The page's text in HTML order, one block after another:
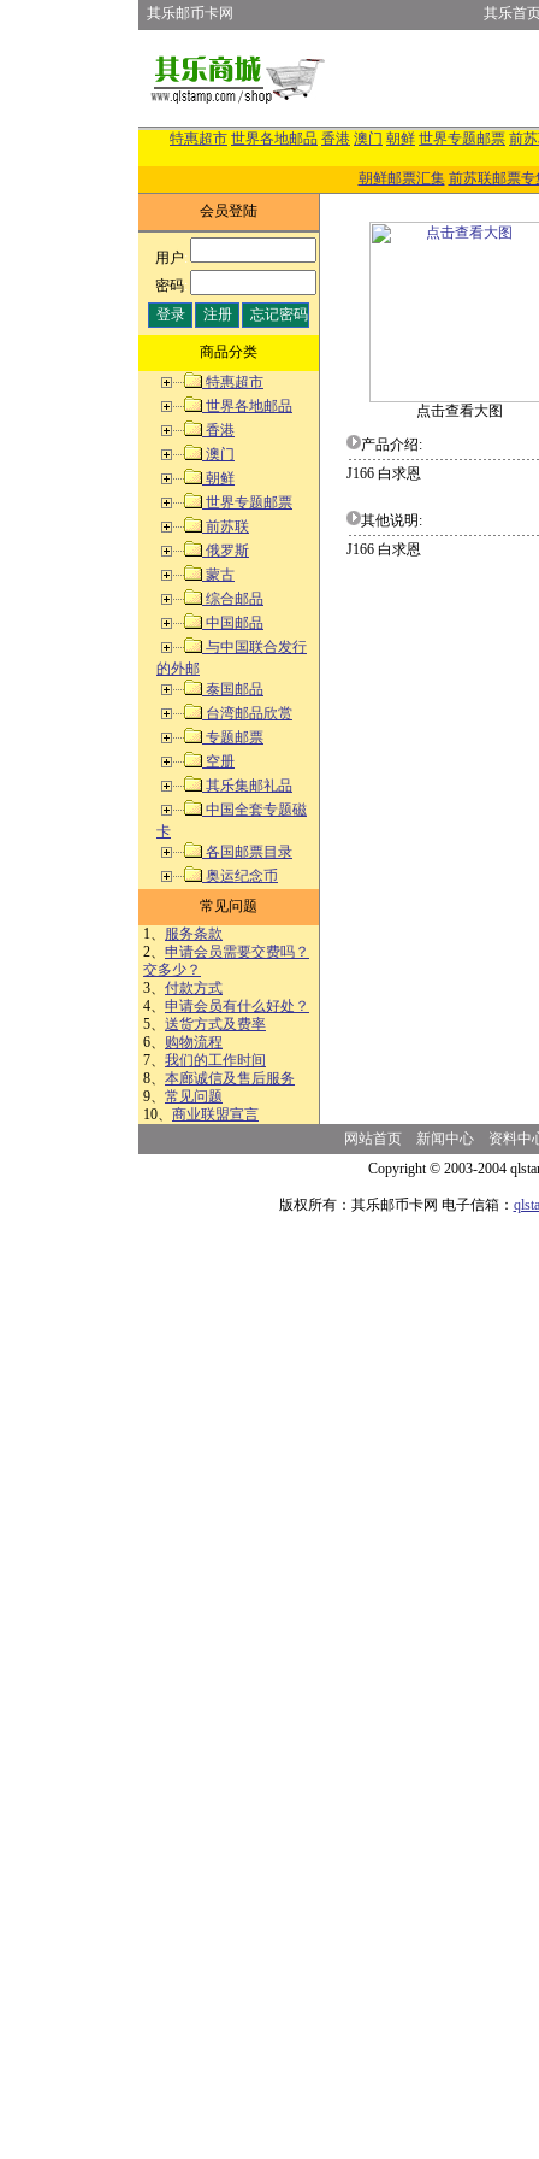
其乐邮币卡网 其乐首
特惠超市 世界各地邮品 香港 澳门 朝鲜 世界专题邮票 前
朝鲜邮票汇集 前苏联邮票专
会员登陆
用户:
密码:
商品分类
特惠超市
世界各地邮品
香港
澳门
朝鲜
世界专题邮票
前苏联
俄罗斯
蒙古
综合邮品
中国邮品
与中国联合发行
的外邮
泰国邮品
台湾邮品欣赏
专题邮票
空册
其乐集邮礼品
中国全套专题磁
卡
各国邮票目录
奥运纪念币
常见问题
1、 服务条款
2、 申请会员需要交费吗？
交多少？
3、 付款方式
4、 申请会员有什么好处？
5、 送货方式及费率
6、 购物流程
7、 我们的工作时间
8、 本廊诚信及售后服务
9、 常见问题
10、 商业联盟宣言
点击查看大图
产品介绍:
J166 白求恩
其他说明:
J166 白求恩
网站首页 新闻中心
资料中
Copyright © 2003-2004
版权所有：其乐邮币卡网 电子信箱：